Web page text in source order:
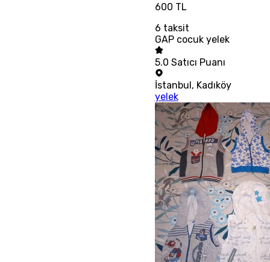
600 TL
6 taksit
GAP cocuk yelek
5.0 Satıcı Puanı
İstanbul, Kadıköy
yelek